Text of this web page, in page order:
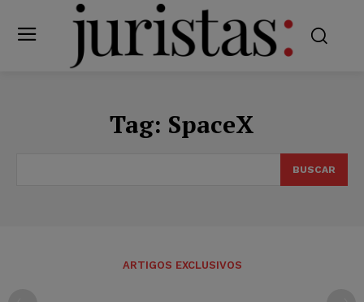
Tag: SpaceX
BUSCAR
ARTIGOS EXCLUSIVOS